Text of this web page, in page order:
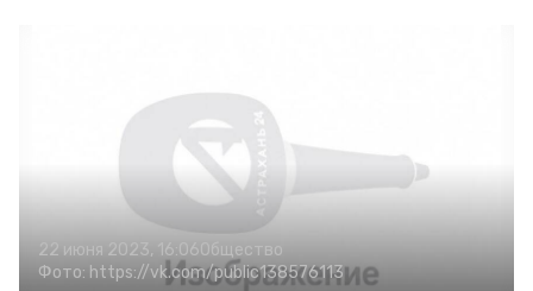
22 июня 2023, 16:06Общество
Фото: https://vk.com/public138576113